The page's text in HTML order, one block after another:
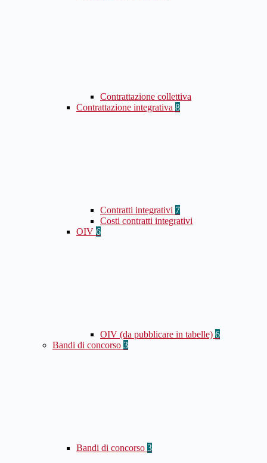
Contrattazione collettiva
Contrattazione integrativa 8
Contratti integrativi 7
Costi contratti integrativi
OIV 6
OIV (da pubblicare in tabelle) 6
Bandi di concorso 3
Bandi di concorso 3